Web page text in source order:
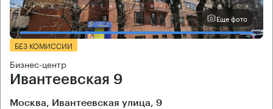
Еще фото
БЕЗ КОМИССИИ
Бизнес-центр
Ивантеевская 9
Москва, Ивантеевская улица, 9